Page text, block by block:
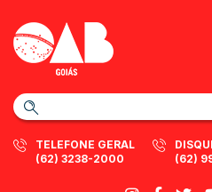
TELEFONE GERAL
(62) 3238-2000
(62)